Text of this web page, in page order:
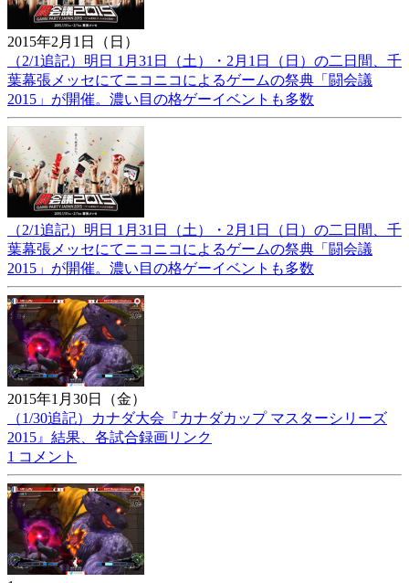
2015年2月1日（日）
（2/1追記）明日 1月31日（土）・2月1日（日）の二日間、千
葉幕張メッセにてニコニコによるゲームの祭典「闘会議
2015」が開催。濃い目の格ゲーイベントも多数
（2/1追記）明日 1月31日（土）・2月1日（日）の二日間、千
葉幕張メッセにてニコニコによるゲームの祭典「闘会議
2015」が開催。濃い目の格ゲーイベントも多数
2015年1月30日（金）
（1/30追記）カナダ大会『カナダカップ マスターシリーズ
2015』結果、各試合録画リンク
1 コメント